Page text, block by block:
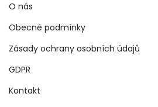
O nás
Obecné podmínky
Zásady ochrany osobních údajů
GDPR
Kontakt